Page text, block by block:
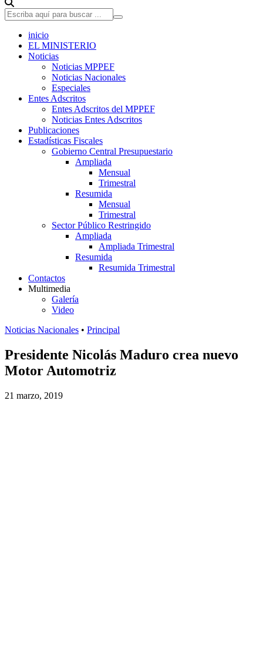
inicio
EL MINISTERIO
Noticias
Noticias MPPEF
Noticias Nacionales
Especiales
Entes Adscritos
Entes Adscritos del MPPEF
Noticias Entes Adscritos
Publicaciones
Estadísticas Fiscales
Gobierno Central Presupuestario
Ampliada
Mensual
Trimestral
Resumida
Mensual
Trimestral
Sector Público Restringido
Ampliada
Ampliada Trimestral
Resumida
Resumida Trimestral
Contactos
Multimedia
Galería
Video
Noticias Nacionales • Principal
Presidente Nicolás Maduro crea nuevo
Motor Automotriz
21 marzo, 2019